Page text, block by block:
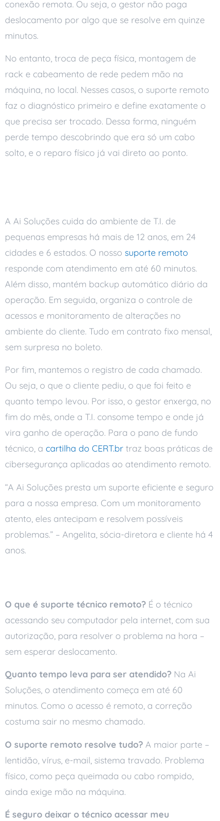
conexão remota. Ou seja, o gestor não paga
deslocamento por algo que se resolve em quinze
minutos.
No entanto, troca de peça física, montagem de
rack e cabeamento de rede pedem mão na
máquina, no local. Nesses casos, o suporte remoto
faz o diagnóstico primeiro e define exatamente o
que precisa ser trocado. Dessa forma, ninguém
perde tempo descobrindo que era só um cabo
solto, e o reparo físico já vai direto ao ponto.
A Ai Soluções cuida do ambiente de T.I. de
pequenas empresas há mais de 12 anos, em 24
cidades e 6 estados. O nosso suporte remoto
responde com atendimento em até 60 minutos.
Além disso, mantém backup automático diário da
operação. Em seguida, organiza o controle de
acessos e monitoramento de alterações no
ambiente do cliente. Tudo em contrato fixo mensal,
sem surpresa no boleto.
Por fim, mantemos o registro de cada chamado.
Ou seja, o que o cliente pediu, o que foi feito e
quanto tempo levou. Por isso, o gestor enxerga, no
fim do mês, onde a T.I. consome tempo e onde já
vira ganho de operação. Para o pano de fundo
técnico, a cartilha do CERT.br traz boas práticas de
cibersegurança aplicadas ao atendimento remoto.
“A Ai Soluções presta um suporte eficiente e seguro
para a nossa empresa. Com um monitoramento
atento, eles antecipam e resolvem possíveis
problemas.” – Angelita, sócia-diretora e cliente há 4
anos.
O que é suporte técnico remoto? É o técnico
acessando seu computador pela internet, com sua
autorização, para resolver o problema na hora –
sem esperar deslocamento.
Quanto tempo leva para ser atendido? Na Ai
Soluções, o atendimento começa em até 60
minutos. Como o acesso é remoto, a correção
costuma sair no mesmo chamado.
O suporte remoto resolve tudo? A maior parte –
lentidão, vírus, e-mail, sistema travado. Problema
físico, como peça queimada ou cabo rompido,
ainda exige mão na máquina.
É seguro deixar o técnico acessar meu